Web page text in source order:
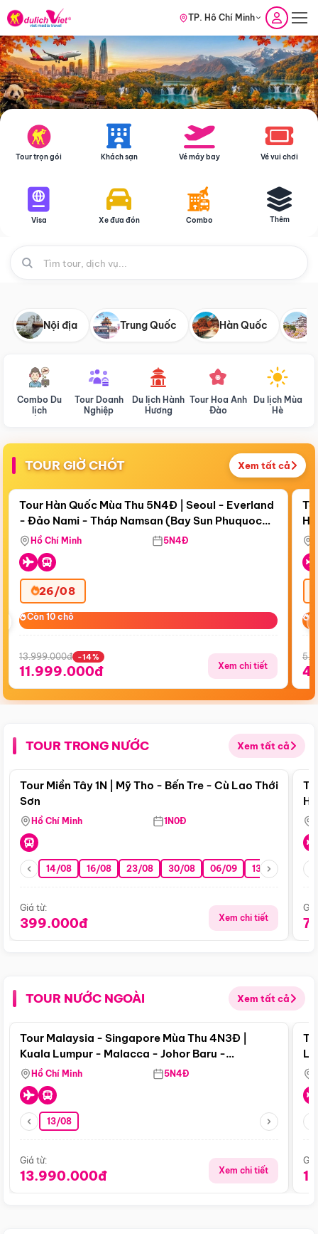
TP. Hồ Chí Minh
Tour trọn gói Khách sạn Vé máy bay Vé vui chơi
Visa Xe đưa đón Combo Thêm
Nội địa Trung Quốc Hàn Quốc
Combo Du
lịch
Tour Doanh
Nghiệp
Du lịch Hành
Hương
Tour Hoa Anh
Đào
Du lịch Mùa
Hè
TOUR GIỜ CHÓT Xem tất cả
Còn18 ngày 03:50:29
Bay Sun Phuquoc Airways
Điểm nổi bật
Tour Hàn Quốc Mùa Thu 5N4Đ | Seoul - Everland
- Đảo Nami - Tháp Namsan (Bay Sun Phuquoc
Airways)
Hồ Chí Minh 5N4Đ
26/08
Còn 10 chỗ
Còn 10 chỗ
13.999.000đ -14%
11.999.000đ Xem chi tiết
TOUR TRONG NƯỚC Xem tất cả
Điểm nổi bật
Tour Miền Tây 1N | Mỹ Tho - Bến Tre - Cù Lao Thới
Sơn
Hồ Chí Minh 1N0Đ
14/08 16/08 23/08 30/08 06/09 13/09 20/09
Giá từ:
399.000đ Xem chi tiết
TOUR NƯỚC NGOÀI Xem tất cả
Điểm nổi bật
Tour Malaysia - Singapore Mùa Thu 4N3Đ |
Kuala Lumpur - Malacca - Johor Baru -
Singapore
Hồ Chí Minh 5N4Đ
13/08
Giá từ:
13.990.000đ Xem chi tiết